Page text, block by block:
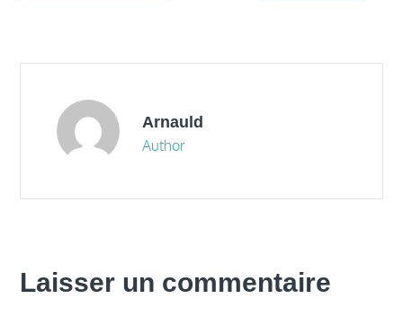
Arnauld
Author
Laisser un commentaire